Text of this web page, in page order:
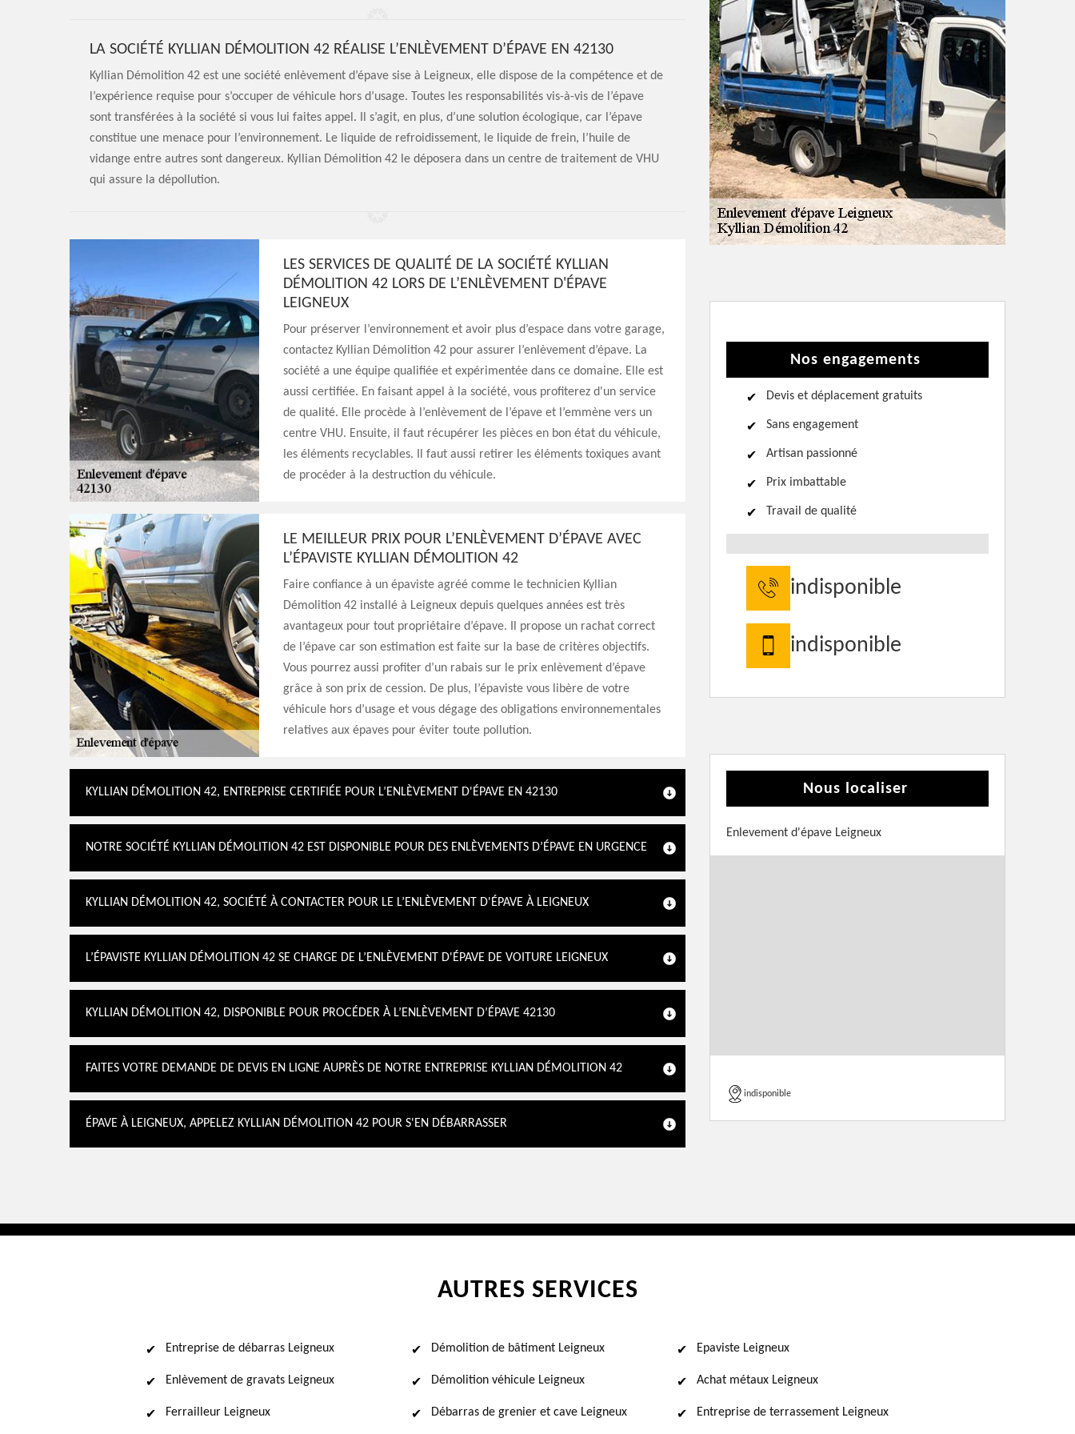
LA SOCIÉTÉ KYLLIAN DÉMOLITION 42 RÉALISE L’ENLÈVEMENT D’ÉPAVE EN 42130
Kyllian Démolition 42 est une société enlèvement d’épave sise à Leigneux, elle dispose de la compétence et de
l’expérience requise pour s’occuper de véhicule hors d’usage. Toutes les responsabilités vis-à-vis de l’épave
sont transférées à la société si vous lui faites appel. Il s’agit, en plus, d’une solution écologique, car l’épave
constitue une menace pour l’environnement. Le liquide de refroidissement, le liquide de frein, l’huile de
vidange entre autres sont dangereux. Kyllian Démolition 42 le déposera dans un centre de traitement de VHU
qui assure la dépollution.
LES SERVICES DE QUALITÉ DE LA SOCIÉTÉ KYLLIAN
DÉMOLITION 42 LORS DE L’ENLÈVEMENT D'ÉPAVE
LEIGNEUX
Pour préserver l’environnement et avoir plus d’espace dans votre garage,
contactez Kyllian Démolition 42 pour assurer l’enlèvement d’épave. La
société a une équipe qualifiée et expérimentée dans ce domaine. Elle est
aussi certifiée. En faisant appel à la société, vous profiterez d'un service
de qualité. Elle procède à l’enlèvement de l’épave et l’emmène vers un
centre VHU. Ensuite, il faut récupérer les pièces en bon état du véhicule,
les éléments recyclables. Il faut aussi retirer les éléments toxiques avant
de procéder à la destruction du véhicule.
LE MEILLEUR PRIX POUR L’ENLÈVEMENT D’ÉPAVE AVEC
L’ÉPAVISTE KYLLIAN DÉMOLITION 42
Faire confiance à un épaviste agréé comme le technicien Kyllian
Démolition 42 installé à Leigneux depuis quelques années est très
avantageux pour tout propriétaire d’épave. Il propose un rachat correct
de l’épave car son estimation est faite sur la base de critères objectifs.
Vous pourrez aussi profiter d’un rabais sur le prix enlèvement d’épave
grâce à son prix de cession. De plus, l’épaviste vous libère de votre
véhicule hors d’usage et vous dégage des obligations environnementales
relatives aux épaves pour éviter toute pollution.
KYLLIAN DÉMOLITION 42, ENTREPRISE CERTIFIÉE POUR L’ENLÈVEMENT D'ÉPAVE EN 42130
NOTRE SOCIÉTÉ KYLLIAN DÉMOLITION 42 EST DISPONIBLE POUR DES ENLÈVEMENTS D’ÉPAVE EN URGENCE
KYLLIAN DÉMOLITION 42, SOCIÉTÉ À CONTACTER POUR LE L’ENLÈVEMENT D'ÉPAVE À LEIGNEUX
L’ÉPAVISTE KYLLIAN DÉMOLITION 42 SE CHARGE DE L’ENLÈVEMENT D'ÉPAVE DE VOITURE LEIGNEUX
KYLLIAN DÉMOLITION 42, DISPONIBLE POUR PROCÉDER À L’ENLÈVEMENT D’ÉPAVE 42130
FAITES VOTRE DEMANDE DE DEVIS EN LIGNE AUPRÈS DE NOTRE ENTREPRISE KYLLIAN DÉMOLITION 42
ÉPAVE À LEIGNEUX, APPELEZ KYLLIAN DÉMOLITION 42 POUR S'EN DÉBARRASSER
Nos engagements
Devis et déplacement gratuits
Sans engagement
Artisan passionné
Prix imbattable
Travail de qualité
indisponible
indisponible
Nous localiser
Enlevement d'épave Leigneux
indisponible
AUTRES SERVICES
Entreprise de débarras Leigneux
Enlèvement de gravats Leigneux
Ferrailleur Leigneux
Démolition de bâtiment Leigneux
Démolition véhicule Leigneux
Débarras de grenier et cave Leigneux
Epaviste Leigneux
Achat métaux Leigneux
Entreprise de terrassement Leigneux